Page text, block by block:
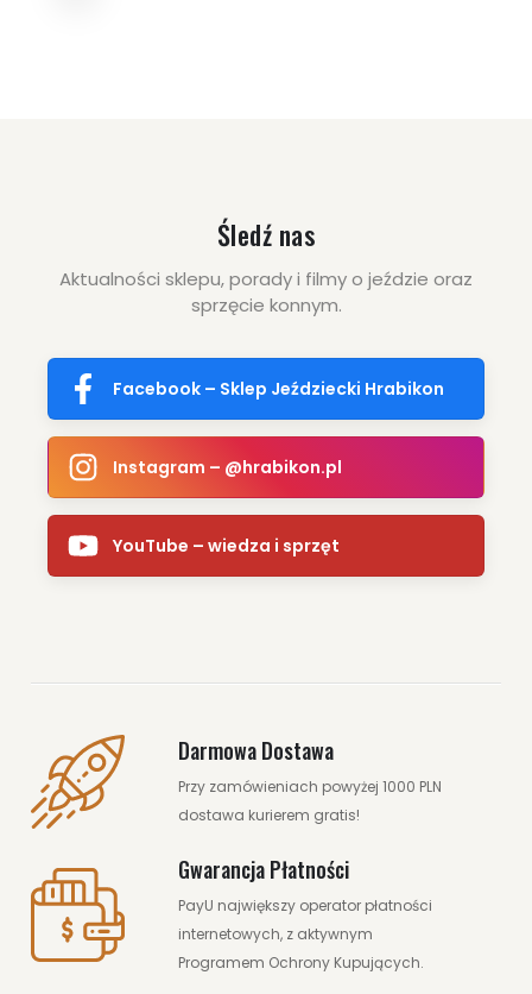
Śledź nas
Aktualności sklepu, porady i filmy o jeździe oraz
sprzęcie konnym.
Facebook – Sklep Jeździecki Hrabikon
Instagram – @hrabikon.pl
YouTube – wiedza i sprzęt
Darmowa Dostawa
Przy zamówieniach powyżej 1000 PLN
dostawa kurierem gratis!
Gwarancja Płatności
PayU największy operator płatności
internetowych, z aktywnym
Programem Ochrony Kupujących.